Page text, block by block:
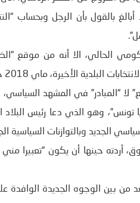
بالقول بأن الرجل وبحساب
الحالي، الا أنه من موقع
الأخيرة، ماي 2018 خير دليل على ما نقول.
لا “المبادر” في المشهد
وهو الذي دعا رئيس
الجديد وبالتوازنات السياسية
أردته حينها أن يكون “تعبيرا